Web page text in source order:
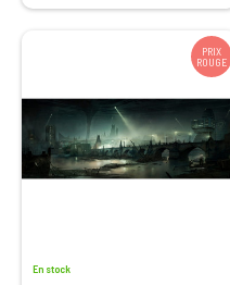
PRIX
ROUGE
En stock